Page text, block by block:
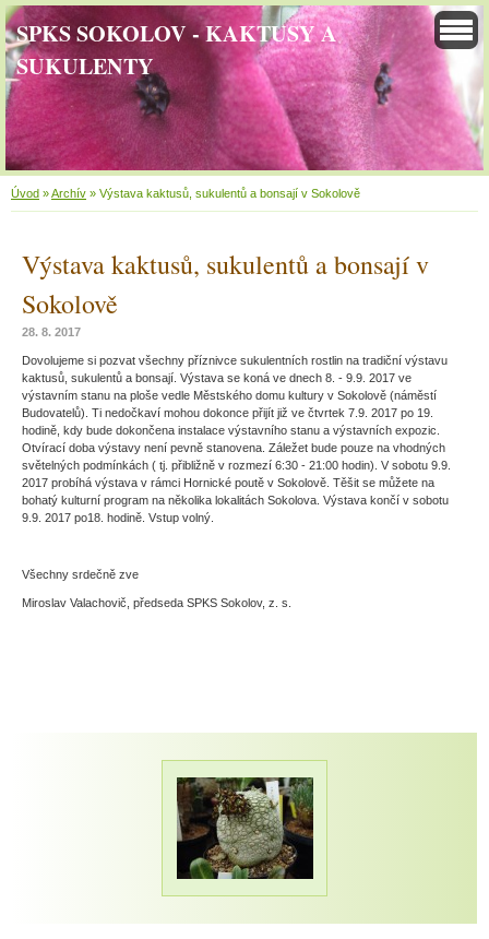
SPKS SOKOLOV - KAKTUSY A
SUKULENTY
Úvod »Archív » Výstava kaktusů, sukulentů a bonsají v Sokolově
Výstava kaktusů, sukulentů a bonsají v
Sokolově
28. 8. 2017
Dovolujeme si pozvat všechny příznivce sukulentních rostlin na tradiční výstavu
kaktusů, sukulentů a bonsají. Výstava se koná ve dnech 8. - 9.9. 2017 ve
výstavním stanu na ploše vedle Městského domu kultury v Sokolově (náměstí
Budovatelů). Ti nedočkaví mohou dokonce přijít již ve čtvrtek 7.9. 2017 po 19.
hodině, kdy bude dokončena instalace výstavního stanu a výstavních expozic.
Otvírací doba výstavy není pevně stanovena. Záležet bude pouze na vhodných
světelných podmínkách ( tj. přibližně v rozmezí 6:30 - 21:00 hodin). V sobotu 9.9.
2017 probíhá výstava v rámci Hornické poutě v Sokolově. Těšit se můžete na
bohatý kulturní program na několika lokalitách Sokolova. Výstava končí v sobotu
9.9. 2017 po18. hodině. Vstup volný.
Všechny srdečně zve
Miroslav Valachovič, předseda SPKS Sokolov, z. s.